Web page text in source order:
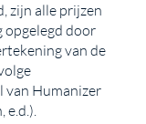
zijn alle prijzen
opgelegd door
van de
van Humanizer
e.d.).